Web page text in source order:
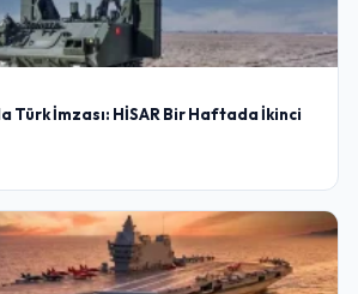
Türk İmzası: HİSAR Bir Haftada İkinci